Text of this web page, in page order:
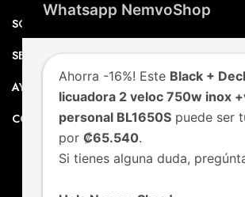
SOBRE NEMVO
SERVICIO AL CLIENTE
AYUDA
CONTACTO
Whatsapp NemvoShop
Ahorra -16%! Este Black +
licuadora 2 veloc 750w inox
personal BL1650S puede ser
por ₡65.540.
Si tienes alguna duda,